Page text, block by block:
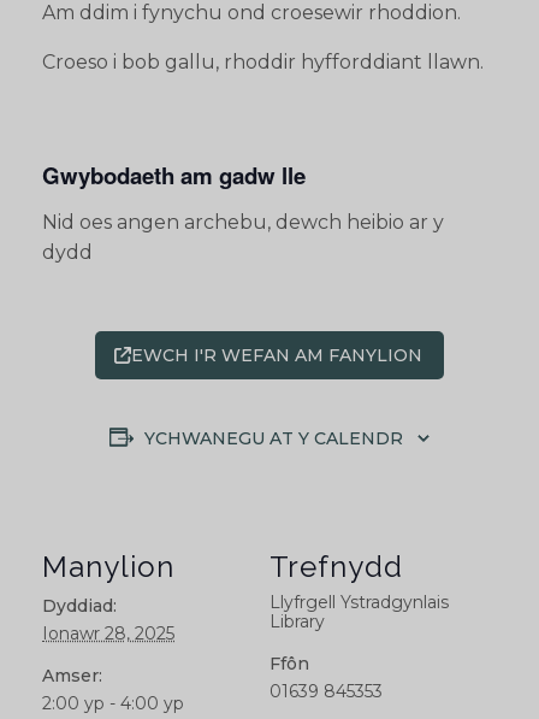
Am ddim i fynychu ond croesewir rhoddion.
Croeso i bob gallu, rhoddir hyfforddiant llawn.
Gwybodaeth am gadw lle
Nid oes angen archebu, dewch heibio ar y
dydd
EWCH I'R WEFAN AM FANYLION
YCHWANEGU AT Y CALENDR
Manylion
Dyddiad:
Ionawr 28, 2025
Amser:
2:00 yp - 4:00 yp
Trefnydd
Llyfrgell Ystradgynlais
Library
Ffôn
01639 845353